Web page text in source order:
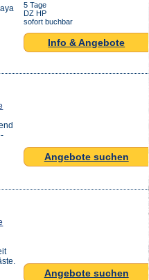
5 Tage
DZ HP
sofort buchbar
Info & Angebote
Angebote suchen
Angebote suchen